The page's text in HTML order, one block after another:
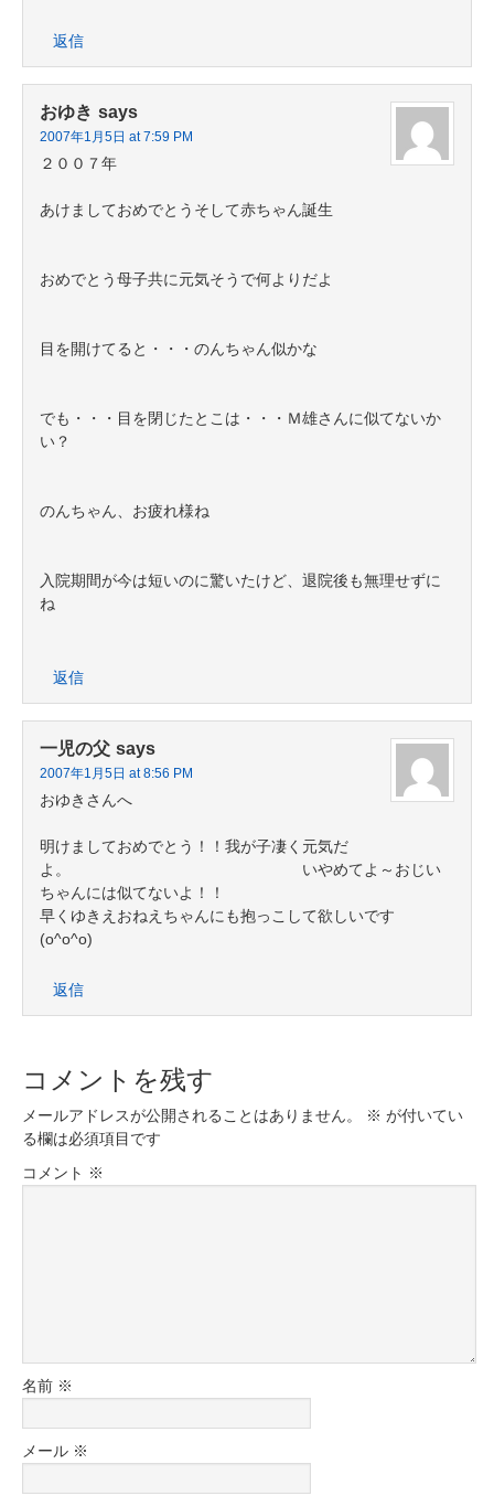
返信
おゆき says
2007年1月5日 at 7:59 PM
２００７年
あけましておめでとうそして赤ちゃん誕生
おめでとう母子共に元気そうで何よりだよ
目を開けてると・・・のんちゃん似かな
でも・・・目を閉じたとこは・・・Ｍ雄さんに似てないか
い？
のんちゃん、お疲れ様ね
入院期間が今は短いのに驚いたけど、退院後も無理せずに
ね
返信
一児の父 says
2007年1月5日 at 8:56 PM
おゆきさんへ
明けましておめでとう！！我が子凄く元気だ
よ。 いやめてよ～おじい
ちゃんには似てないよ！！
早くゆきえおねえちゃんにも抱っこして欲しいです
(o^o^o)
返信
コメントを残す
メールアドレスが公開されることはありません。 ※ が付いてい
る欄は必須項目です
コメント ※
名前 ※
メール ※